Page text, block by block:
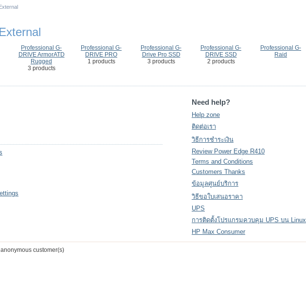
Professional G-
DRIVE ArmorATD
Rugged
3 products
Professional G-
DRIVE PRO
1 products
Professional G-
Drive Pro SSD
3 products
Professional G-
DRIVE SSD
2 products
Professional G-
Raid
Need help?
Help zone
ติดต่อเรา
วิธีการชำระเงิน
Review Power Edge R410
Terms and Conditions
Customers Thanks
ข้อมูลศูนย์บริการ
วิธีขอใบเสนอราคา
UPS
การติดตั้งโปรแกรมควบคุม UPS บน Linux
HP Max Consumer
customer(s)